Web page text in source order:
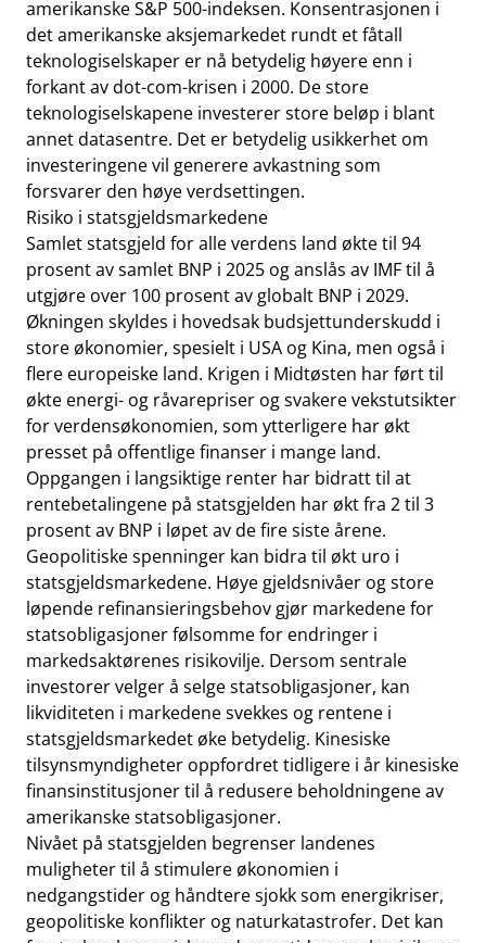
amerikanske S&P 500-indeksen. Konsentrasjonen i
det amerikanske aksjemarkedet rundt et fåtall
teknologiselskaper er nå betydelig høyere enn i
forkant av dot-com-krisen i 2000. De store
teknologiselskapene investerer store beløp i blant
annet datasentre. Det er betydelig usikkerhet om
investeringene vil generere avkastning som
forsvarer den høye verdsettingen.
Risiko i statsgjeldsmarkedene
Samlet statsgjeld for alle verdens land økte til 94
prosent av samlet BNP i 2025 og anslås av IMF til å
utgjøre over 100 prosent av globalt BNP i 2029.
Økningen skyldes i hovedsak budsjettunderskudd i
store økonomier, spesielt i USA og Kina, men også i
flere europeiske land. Krigen i Midtøsten har ført til
økte energi- og råvarepriser og svakere vekstutsikter
for verdensøkonomien, som ytterligere har økt
presset på offentlige finanser i mange land.
Oppgangen i langsiktige renter har bidratt til at
rentebetalingene på statsgjelden har økt fra 2 til 3
prosent av BNP i løpet av de fire siste årene.
Geopolitiske spenninger kan bidra til økt uro i
statsgjeldsmarkedene. Høye gjeldsnivåer og store
løpende refinansieringsbehov gjør markedene for
statsobligasjoner følsomme for endringer i
markedsaktørenes risikovilje. Dersom sentrale
investorer velger å selge statsobligasjoner, kan
likviditeten i markedene svekkes og rentene i
statsgjeldsmarkedet øke betydelig. Kinesiske
tilsynsmyndigheter oppfordret tidligere i år kinesiske
finansinstitusjoner til å redusere beholdningene av
amerikanske statsobligasjoner.
Nivået på statsgjelden begrenser landenes
muligheter til å stimulere økonomien i
nedgangstider og håndtere sjokk som energikriser,
geopolitiske konflikter og naturkatastrofer. Det kan